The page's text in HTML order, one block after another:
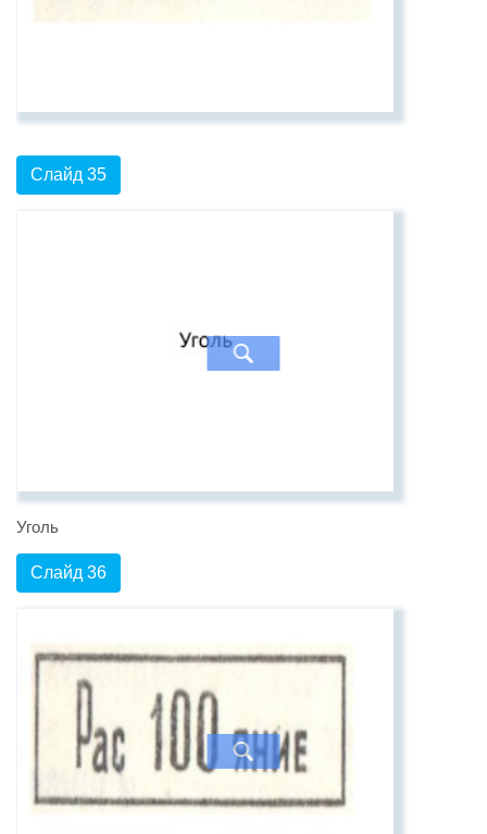
Слайд 35
Уголь
Слайд 36